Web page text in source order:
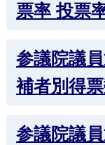
票率 投票
参議院議
補者別得
参議院議